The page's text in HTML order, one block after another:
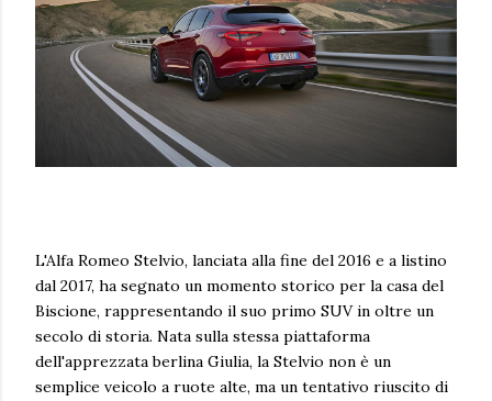
L'Alfa Romeo Stelvio, lanciata alla fine del 2016 e a listino
dal 2017, ha segnato un momento storico per la casa del
Biscione, rappresentando il suo primo SUV in oltre un
secolo di storia. Nata sulla stessa piattaforma
dell'apprezzata berlina Giulia, la Stelvio non è un
semplice veicolo a ruote alte, ma un tentativo riuscito di